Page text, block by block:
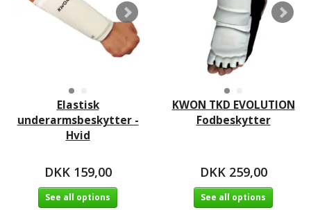
Elastisk
underarmsbeskytter -
Hvid
DKK 159,00
See all options
KWON TKD EVOLUTION
Fodbeskytter
DKK 259,00
See all options